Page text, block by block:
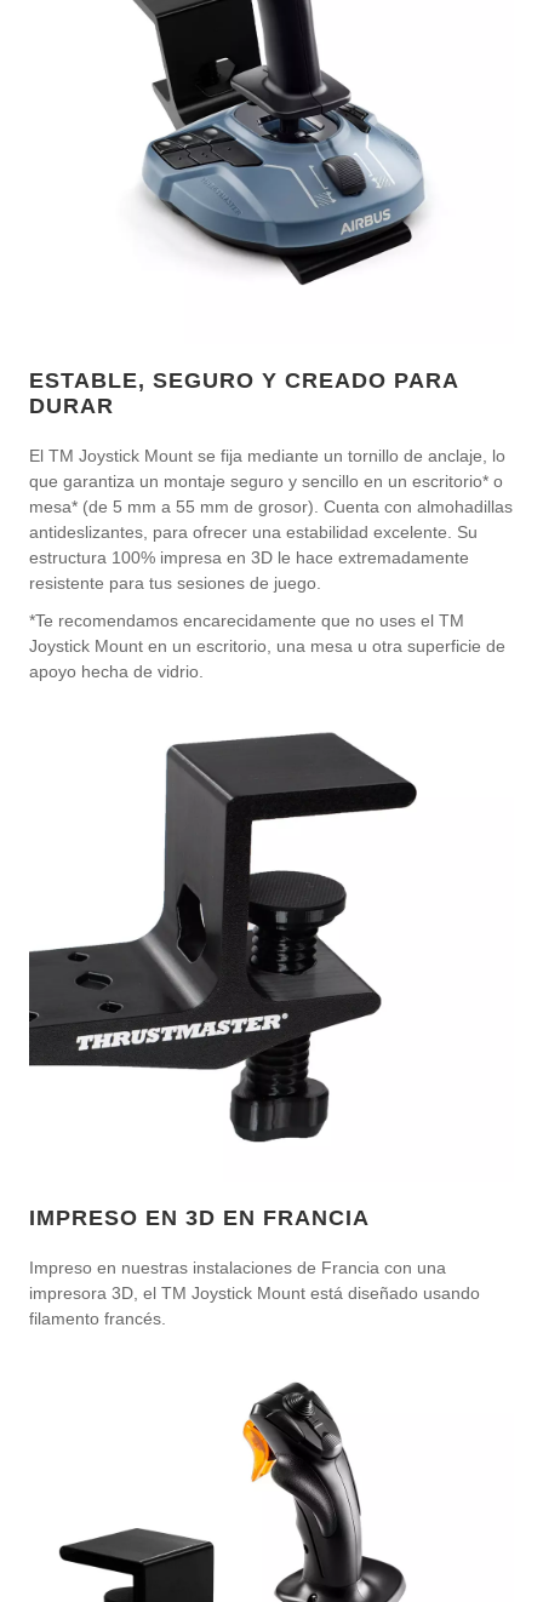
ESTABLE, SEGURO Y CREADO PARA
DURAR
El TM Joystick Mount se fija mediante un tornillo de anclaje, lo
que garantiza un montaje seguro y sencillo en un escritorio* o
mesa* (de 5 mm a 55 mm de grosor). Cuenta con almohadillas
antideslizantes, para ofrecer una estabilidad excelente. Su
estructura 100% impresa en 3D le hace extremadamente
resistente para tus sesiones de juego.
*Te recomendamos encarecidamente que no uses el TM
Joystick Mount en un escritorio, una mesa u otra superficie de
apoyo hecha de vidrio.
IMPRESO EN 3D EN FRANCIA
Impreso en nuestras instalaciones de Francia con una
impresora 3D, el TM Joystick Mount está diseñado usando
filamento francés.